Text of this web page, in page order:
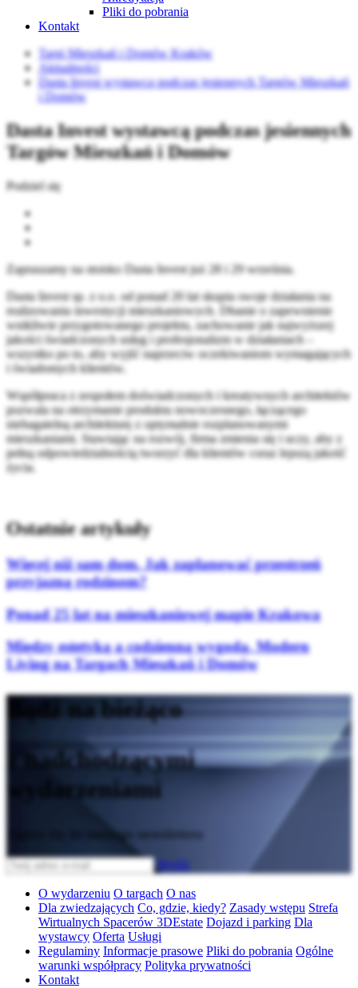
Pliki do pobrania
Kontakt
Targi Mieszkań i Domów Kraków
Aktualności
Dasta Invest wystawcą podczas jesiennych Targów Mieszkań
i Domów
Dasta Invest wystawcą podczas jesiennych
Targów Mieszkań i Domów
Podziel się
Zapraszamy na stoisko Dasta Invest już 28 i 29 września.
Dasta Invest sp. z o.o. od ponad 20 lat skupia swoje działania na
realizowaniu inwestycji mieszkaniowych. Dbanie o zapewnienie
wnikliwie przygotowanego projektu, zachowanie jak najwyższej
jakości świadczonych usług i profesjonalizm w działaniach –
wszystko po to, aby wyjść naprzeciw oczekiwaniom wymagających
i świadomych klientów.
Współpraca z zespołem doświadczonych i kreatywnych architektów
pozwala na otrzymanie produktu nowoczesnego, łączącego
niebagatelną architekturę z optymalnie rozplanowanymi
mieszkaniami. Stawiając na rozwój, firma zmienia się i uczy, aby z
pełną odpowiedzialnością tworzyć dla klientów coraz lepszą jakość
życia.
Ostatnie artykuły
Więcej niż sam dom. Jak zaplanować przestrzeń
przyjazną rodzinom?
Ponad 25 lat na mieszkaniowej mapie Krakowa
Między estetyką a codzienną wygodą. Modern
Living na Targach Mieszkań i Domów
Bądź na bieżąco
z nadchodzącymi
wydarzeniami
Zapisz się do naszego newslettera
Wyślij
O wydarzeniu O targach O nas
Dla zwiedzających Co, gdzie, kiedy? Zasady wstępu Strefa
Wirtualnych Spacerów 3DEstate Dojazd i parking Dla
wystawcy Oferta Usługi
Regulaminy Informacje prasowe Pliki do pobrania Ogólne
warunki współpracy Polityka prywatności
Kontakt